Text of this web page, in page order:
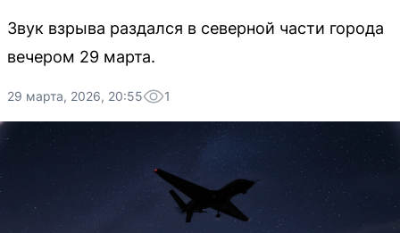
Звук взрыва раздался в северной части города
вечером 29 марта.
29 марта, 2026, 20:55 1